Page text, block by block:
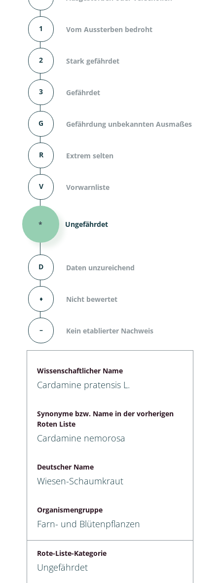
1 Vom Aussterben bedroht
2 Stark gefährdet
3 Gefährdet
G Gefährdung unbekannten Ausmaßes
R Extrem selten
V Vorwarnliste
* Ungefährdet
D Daten unzureichend
⬧ Nicht bewertet
– Kein etablierter Nachweis
Wissenschaftlicher Name
Cardamine pratensis L.
Synonyme bzw. Name in der vorherigen
Roten Liste
Cardamine nemorosa
Deutscher Name
Wiesen-Schaumkraut
Organismengruppe
Farn- und Blütenpflanzen
Rote-Liste-Kategorie
Ungefährdet